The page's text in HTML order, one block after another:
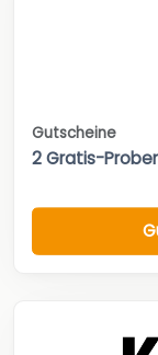
Gutscheine
2 Gratis-